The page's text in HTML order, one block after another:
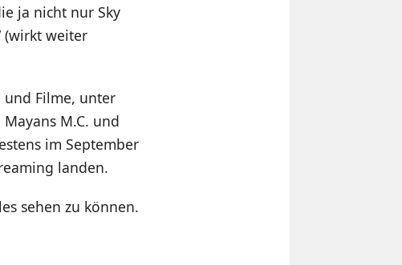
ja nicht nur Sky
(wirkt weiter
Filme, unter
M.C. und
im September
landen.
sehen zu können.